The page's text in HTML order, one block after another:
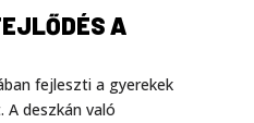
A
fejleszti a gyerekek
deszkán való